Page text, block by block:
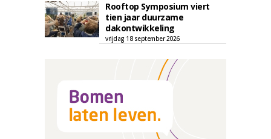
Rooftop Symposium viert
tien jaar duurzame
dakontwikkeling
vrijdag 18 september 2026